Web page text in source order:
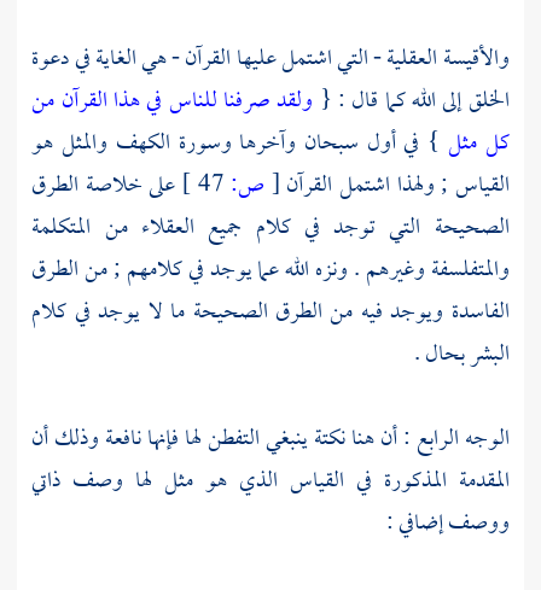
والأقيسة العقلية - التي اشتمل عليها القرآن - هي الغاية في دعوة
الخلق إلى الله كما قال : { ولقد صرفنا للناس في هذا القرآن من
كل مثل } في أول سبحان وآخرها وسورة الكهف والمثل هو
القياس ; ولهذا اشتمل القرآن[ص:
على خلاصة الطرق
الصحيحة التي توجد في كلام جميع العقلاء من المتكلمة
والمتفلسفة وغيرهم . ونزه الله عما يوجد في كلامهم ; من الطرق
الفاسدة ويوجد فيه من الطرق الصحيحة ما لا يوجد في كلام
البشر بحال .
الوجه الرابع : أن هنا نكتة ينبغي التفطن لها فإنها نافعة وذلك أن
المقدمة المذكورة في القياس الذي هو مثل لها وصف ذاتي
ووصف إضافي :